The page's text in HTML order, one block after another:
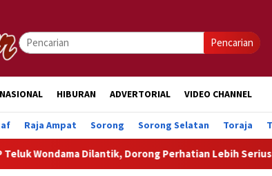
Pencarian
NASIONAL HIBURAN ADVERTORIAL VIDEO CHANNEL
Raja Ampat Sorong Sorong Selatan Toraja
Dilantik, Dorong Perhatian Lebih Serius Terhadap